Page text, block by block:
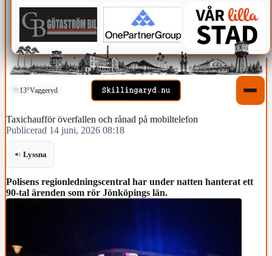
13°Vaggeryd
Taxichaufför överfallen och rånad på mobiltelefon
Publicerad 14 juni, 2026 08:18
Lyssna
Polisens regionledningscentral har under natten hanterat ett
90-tal ärenden som rör Jönköpings län.